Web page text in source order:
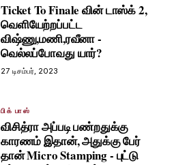
Ticket To Finale வின் டாஸ்க் 2,
வெளியேற்றப்பட்ட
விஷ்ணு,மணி,ரவீனா -
வெல்லப்போவது யார்?
27 டிசம்பர், 2023
பிக் பாஸ்
விசித்ரா அப்படி பண்றதுக்கு
காரணம் இதான், அதுக்கு பேர்
தான் Micro Stamping - புட்டு